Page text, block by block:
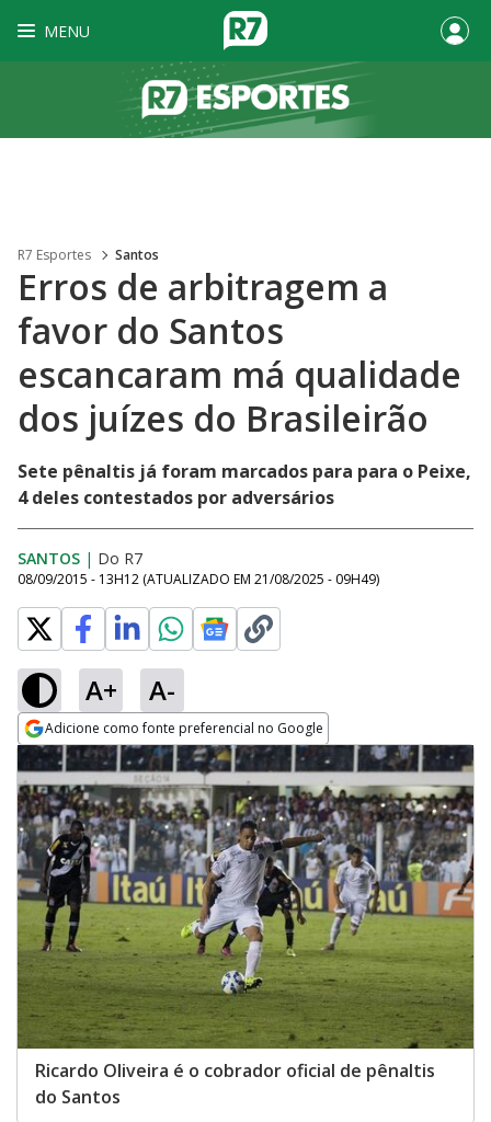
MENU
R7 Esportes Santos
Erros de arbitragem a
favor do Santos
escancaram má qualidade
dos juízes do Brasileirão
Sete pênaltis já foram marcados para para o Peixe,
4 deles contestados por adversários
SANTOS | Do R7
08/09/2015 - 13H12 (ATUALIZADO EM 21/08/2025 - 09H49)
A+ A-
Adicione como fonte preferencial no Google
Opens in new window
Ricardo Oliveira é o cobrador oficial de pênaltis
do Santos